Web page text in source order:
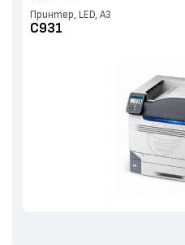
Принтер, LED, А3
C931